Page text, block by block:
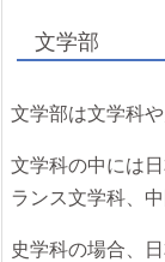
文学部
文学部は文学科
文学科の中には
ランス文学科、
史学科の場合、